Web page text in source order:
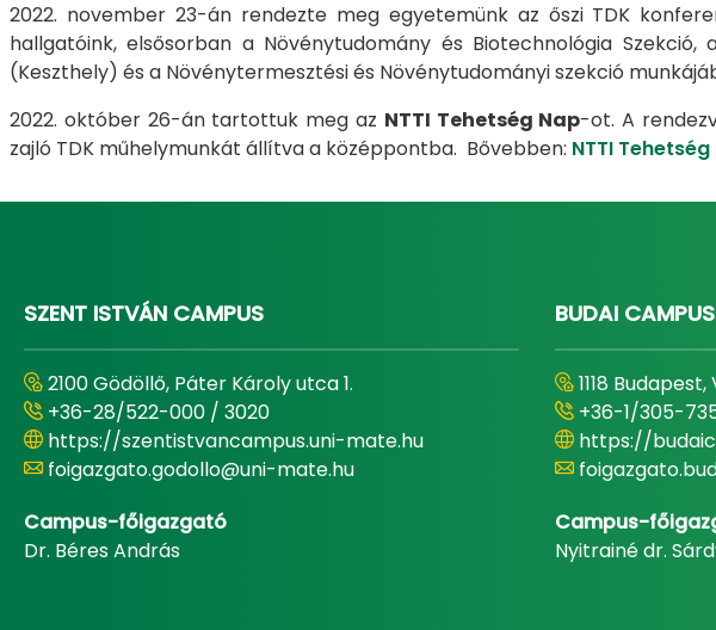
2022. november 23-án rendezte meg egyetemünk az őszi TDK
hallgatóink, elsősorban a Növénytudomány és Biotechnológia
(Keszthely) és a Növénytermesztési és Növénytudományi szekció
2022. október 26-án tartottuk meg az NTTI Tehetség Nap-ot. A
zajló TDK műhelymunkát állítva a középpontba. Bővebben: NTTI
SZENT ISTVÁN CAMPUS
2100 Gödöllő, Páter Károly utca 1.
+36-28/522-000 / 3020
https://szentistvancampus.uni-mate.hu
foigazgato.godollo@uni-mate.hu
Campus-főigazgató
Dr. Béres András
BUDAI CAMPUS
1118
+36-1/305-
https://
Campus-
Nyitrainé dr.